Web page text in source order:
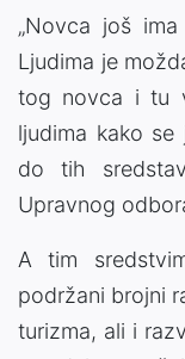
„Novca još
Ljudima je
tog novca i tu
ljudima kako
do tih
Upravnog
A tim
podržani brojni
turizma, ali i